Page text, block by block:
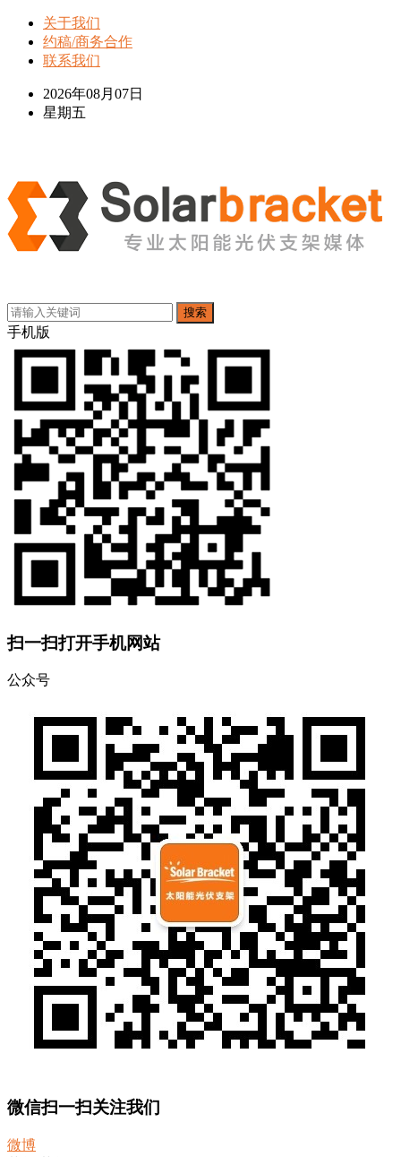
关于我们
约稿/商务合作
联系我们
2026年08月07日
星期五
搜索
手机版
扫一扫打开手机网站
公众号
微信扫一扫关注我们
微博